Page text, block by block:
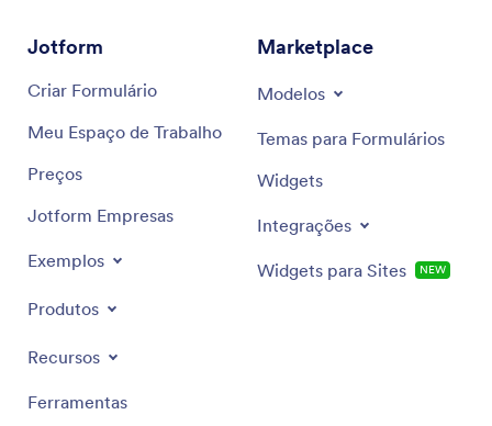
Jotform
Criar Formulário
Meu Espaço de Trabalho
Preços
Jotform Empresas
Exemplos
Produtos
Recursos
Ferramentas
Marketplace
Modelos
Temas para Formulários
Widgets
Integrações
Widgets para Sites NEW